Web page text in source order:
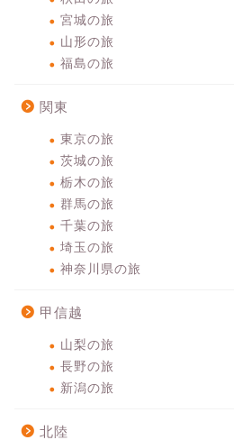
宮城の旅
山形の旅
福島の旅
関東
東京の旅
茨城の旅
栃木の旅
群馬の旅
千葉の旅
埼玉の旅
神奈川県の旅
甲信越
山梨の旅
長野の旅
新潟の旅
北陸